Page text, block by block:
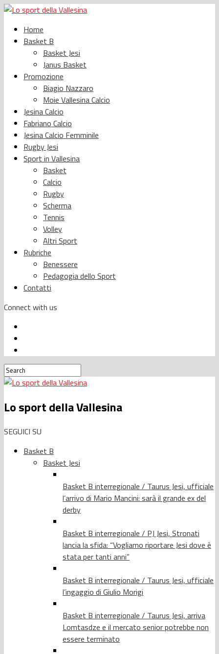
Home
Basket B
Basket Jesi
Janus Basket
Promozione
Biagio Nazzaro
Moie Vallesina Calcio
Jesina Calcio
Fabriano Calcio
Jesina Calcio Femminile
Rugby Jesi
Sport in Vallesina
Basket
Calcio
Rugby
Scherma
Tennis
Volley
Altri Sport
Rubriche
Benessere
Pedagogia dello Sport
Contatti
Connect with us
Lo sport della Vallesina
SEGUICI SU
Basket B
Basket Jesi
Basket B interregionale / Taurus Jesi, ufficiale
l’arrivo di Mario Mancini: sarà il grande ex del
derby
Basket B interregionale / PJ Jesi, Stronati
lancia la sfida: “Vogliamo riportare Jesi dove è
stata per tanti anni”
Basket B interregionale / Taurus Jesi, ufficiale
l’ingaggio di Giulio Morigi
Basket B interregionale / Taurus Jesi, arriva
Lomtasdze e il mercato senior potrebbe non
essere terminato